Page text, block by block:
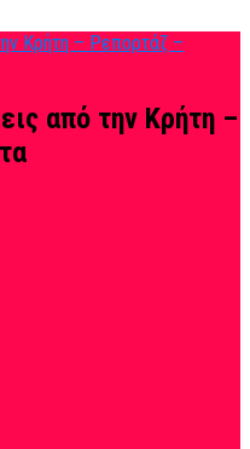
από την Κρήτη –